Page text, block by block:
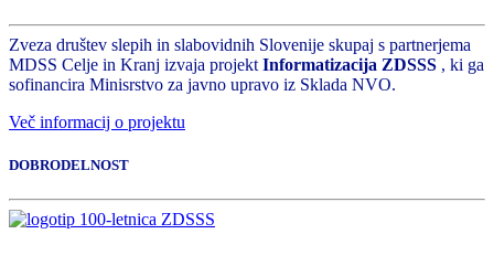
Zveza društev slepih in slabovidnih Slovenije skupaj s partnerjema
MDSS Celje in Kranj izvaja projekt Informatizacija ZDSSS , ki ga
sofinancira Minisrstvo za javno upravo iz Sklada NVO.
Več informacij o projektu
DOBRODELNOST